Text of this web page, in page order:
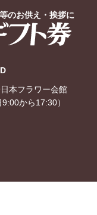
のお供え・挨拶に
本フラワー会館
9:00から17:30）